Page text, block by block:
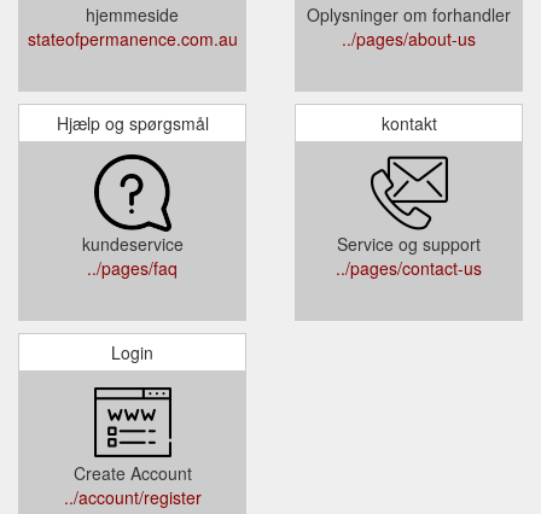
hjemmeside
stateofpermanence.com.au
Oplysninger om forhandler
../pages/about-us
Hjælp og spørgsmål
kundeservice
../pages/faq
kontakt
Service og support
../pages/contact-us
Login
Create Account
../account/register